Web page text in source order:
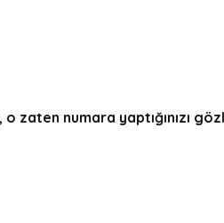
numara yaptığınızı